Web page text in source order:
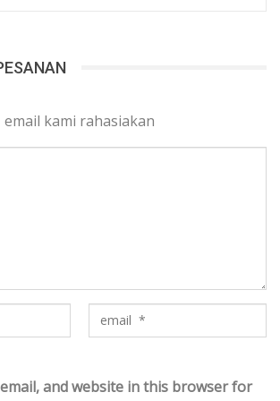
email kami rahasiakan
and website in this browser for